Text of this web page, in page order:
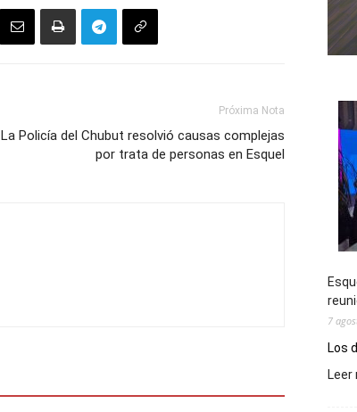
Próxima Nota
La Policía del Chubut resolvió causas complejas
por trata de personas en Esquel
7
Los
Leer